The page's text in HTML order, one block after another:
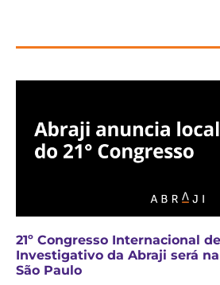
21º Congresso Internacional
Investigativo da Abraji será
São Paulo